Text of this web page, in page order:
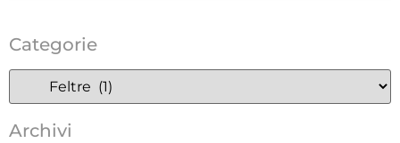
Categorie
Archivi